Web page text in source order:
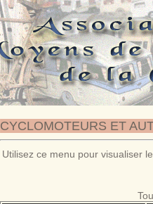
CYCLOMOTEURS ET
Utilisez ce menu pour visualiser